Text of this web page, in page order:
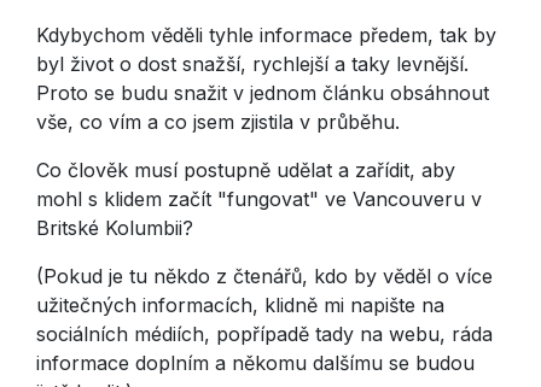
Kdybychom věděli tyhle informace předem, tak by
byl život o dost snažší, rychlejší a taky levnější.
Proto se budu snažit v jednom článku obsáhnout
vše, co vím a co jsem zjistila v průběhu.
Co člověk musí postupně udělat a zařídit, aby
mohl s klidem začít "fungovat" ve Vancouveru v
Britské Kolumbii?
(Pokud je tu někdo z čtenářů, kdo by věděl o více
užitečných informacích, klidně mi napište na
sociálních médiích, popřípadě tady na webu, ráda
informace doplním a někomu dalšímu se budou